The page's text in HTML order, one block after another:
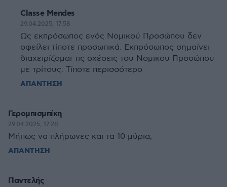
Classe Mendes
29.04.2025, 17:58
Ως εκπρόσωπος ενός Νομικού Προσώπου δεν
οφείλει τίποτε προσωπικά. Εκπρόσωπος σημαίνει
διαχειρίζομαι τις σχέσεις του Νομικου Προσώπου
με τρίτους. Τίποτε περισσότερο
ΑΠΑΝΤΗΣΗ
Γερομπισμπίκη
29.04.2025, 17:28
Μήπως να πλήρωνες και τα 10 μύρια;
ΑΠΑΝΤΗΣΗ
Παντελής